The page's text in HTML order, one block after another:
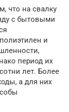
что на свалку
с бытовыми
и
период их
лет. Более
а для них